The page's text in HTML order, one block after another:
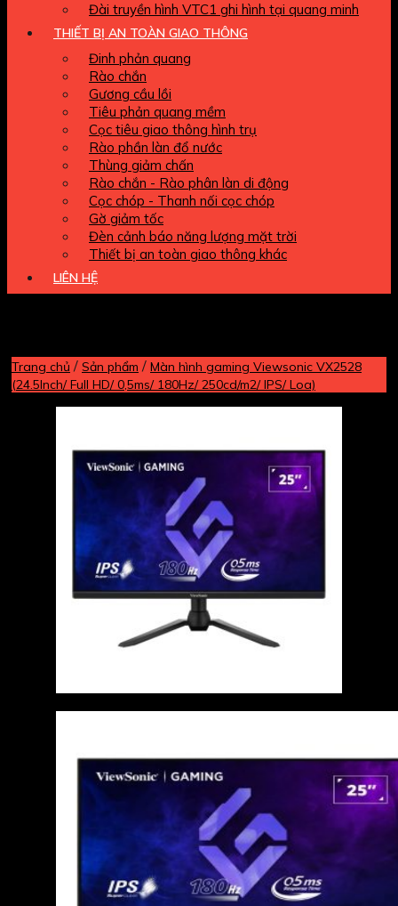
Đài truyền hình VTC1 ghi hình tại quang minh
THIẾT BỊ AN TOÀN GIAO THÔNG
Đinh phản quang
Rào chắn
Gương cầu lồi
Tiêu phản quang mềm
Cọc tiêu giao thông hình trụ
Rào phần làn đổ nước
Thùng giảm chấn
Rào chắn - Rào phân làn di động
Cọc chóp - Thanh nối cọc chóp
Gờ giảm tốc
Đèn cảnh báo năng lượng mặt trời
Thiết bị an toàn giao thông khác
LIÊN HỆ
Trang chủ / Sản phẩm / Màn hình gaming Viewsonic VX2528
(24.5Inch/ Full HD/ 0,5ms/ 180Hz/ 250cd/m2/ IPS/ Loa)